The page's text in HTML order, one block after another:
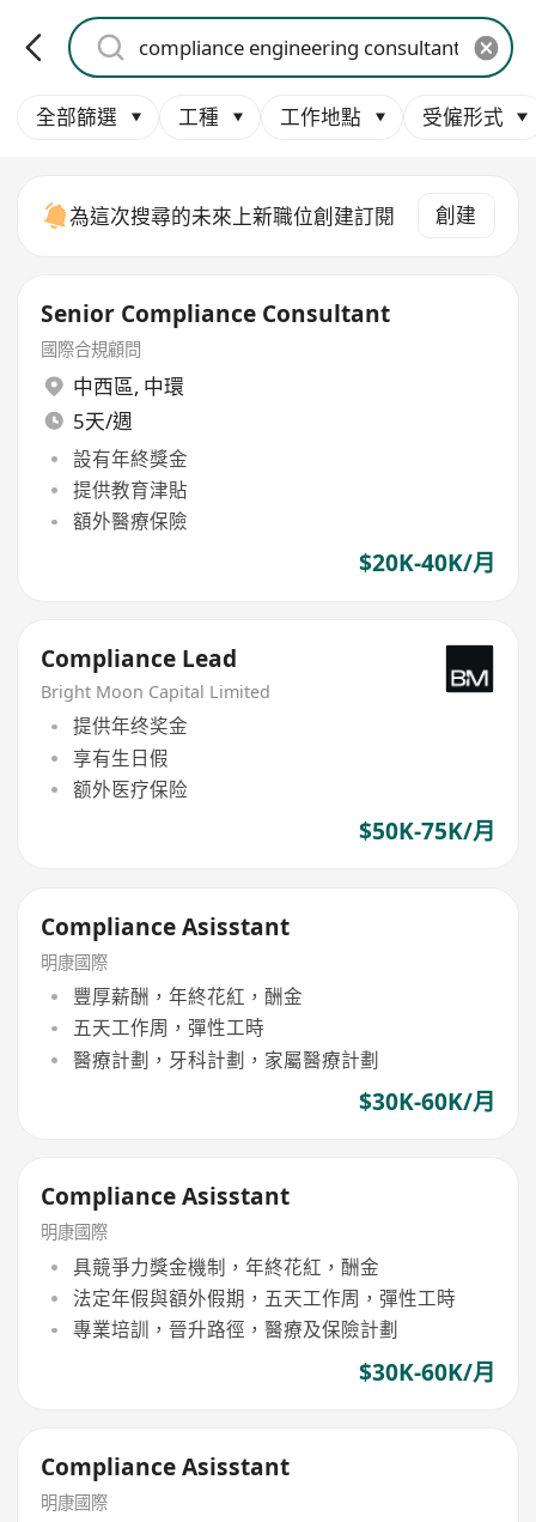
全部篩選 工種 工作地點 受僱形式
為這次搜尋的未來上新職位創建訂閱 創建
Senior Compliance Consultant
國際合規顧問
中西區, 中環
5天/週
設有年終獎金
提供教育津貼
額外醫療保險
$20K-40K/月
Compliance Lead
Bright Moon Capital Limited
提供年终奖金
享有生日假
额外医疗保险
$50K-75K/月
Compliance Asisstant
明康國際
豐厚薪酬，年終花紅，酬金
五天工作周，彈性工時
醫療計劃，牙科計劃，家屬醫療計劃
$30K-60K/月
Compliance Asisstant
明康國際
具競爭力獎金機制，年終花紅，酬金
法定年假與額外假期，五天工作周，彈性工時
專業培訓，晉升路徑，醫療及保險計劃
$30K-60K/月
Compliance Asisstant
明康國際